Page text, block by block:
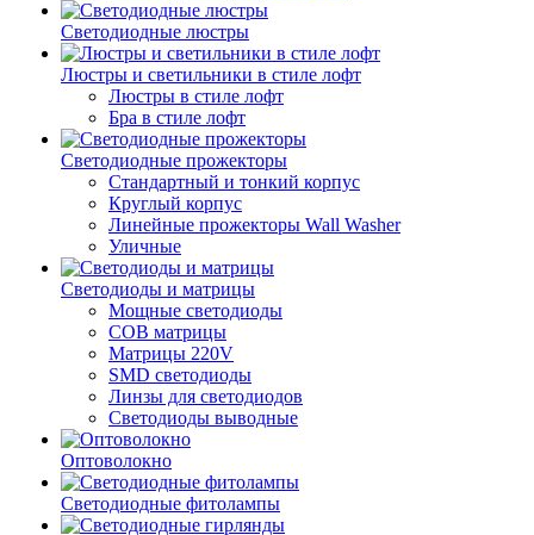
Светодиодные люстры
Люстры и светильники в стиле лофт
Люстры в стиле лофт
Бра в стиле лофт
Светодиодные прожекторы
Стандартный и тонкий корпус
Круглый корпус
Линейные прожекторы Wall Washer
Уличные
Светодиоды и матрицы
Мощные светодиоды
COB матрицы
Матрицы 220V
SMD светодиоды
Линзы для светодиодов
Светодиоды выводные
Оптоволокно
Светодиодные фитолампы